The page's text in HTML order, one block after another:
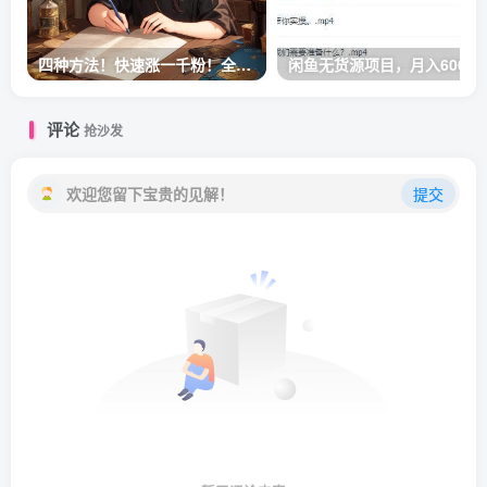
四种方法！快速涨一千粉！全程实操！
评论抢沙发
欢迎您留下宝贵的见解！ 提交